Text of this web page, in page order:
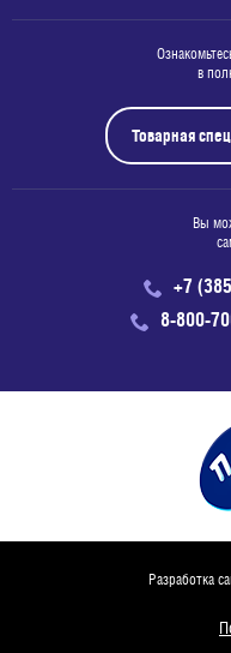
в
Товарная
Вы
+7
8-800-
Разработка